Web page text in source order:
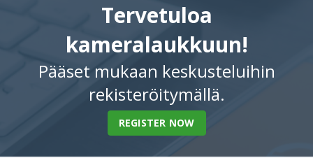
Tervetuloa
kameralaukkuun!
Pääset mukaan keskusteluihin
rekisteröitymällä.
REGISTER NOW